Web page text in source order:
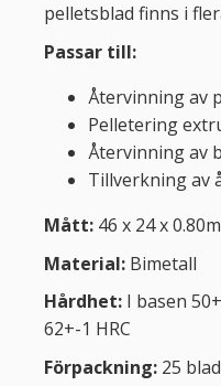
pelletsblad finns i
Passar till:
Återvinning av
Pelletering
Återvinning av
Tillverkning av
Mått: 46 x 24 x
Material: Bimetall
Hårdhet: I basen
62+-1 HRC
Förpackning: 25